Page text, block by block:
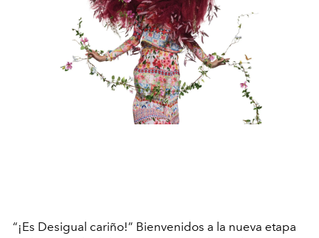
“¡Es Desigual cariño!” Bienvenidos a la nueva etapa